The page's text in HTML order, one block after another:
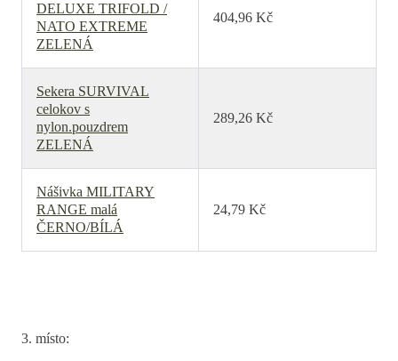
DELUXE TRIFOLD /
NATO EXTREME
ZELENÁ
404,96 Kč
Sekera SURVIVAL
celokov s
nylon.pouzdrem
ZELENÁ
289,26 Kč
Nášivka MILITARY
RANGE malá
ČERNO/BÍLÁ
24,79 Kč
3. místo: